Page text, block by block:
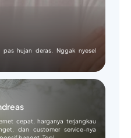
hujan deras. Nggak nyesel
cepat, harganya terjangkau
dan customer service-nya